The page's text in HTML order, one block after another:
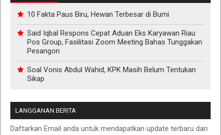
10 Fakta Paus Biru, Hewan Terbesar di Bumi
Said Iqbal Respons Cepat Aduan Eks Karyawan Riau
Pos Group, Fasilitasi Zoom Meeting Bahas Tunggakan
Pesangon
Soal Vonis Abdul Wahid, KPK Masih Belum Tentukan
Sikap
LANGGANAN BERITA
Daftarkan Email anda untuk mendapatkan update terbaru dari